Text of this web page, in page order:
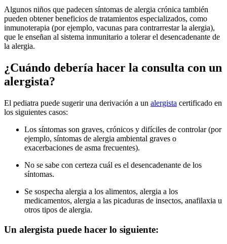
Algunos niños que padecen síntomas de alergia crónica también
pueden obtener beneficios de tratamientos especializados, como
inmunoterapia (por ejemplo, vacunas para contrarrestar la alergia),
que le enseñan al sistema inmunitario a tolerar el desencadenante de
la alergia.
¿Cuándo debería hacer la consulta con un
alergista?
El pediatra puede sugerir una derivación a un alergista certificado en
los siguientes casos:
Los síntomas son graves, crónicos y difíciles de controlar (por
ejemplo, síntomas de alergia ambiental graves o
exacerbaciones de asma frecuentes).
No se sabe con certeza cuál es el desencadenante de los
síntomas.
Se sospecha alergia a los alimentos, alergia a los
medicamentos, alergia a las picaduras de insectos, anafilaxia u
otros tipos de alergia.
Un alergista puede hacer lo siguiente: